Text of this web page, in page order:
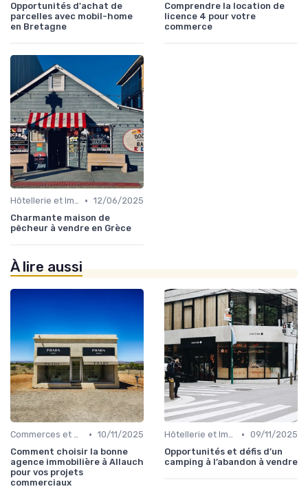
Opportunités d'achat de
parcelles avec mobil-home
en Bretagne
Comprendre la location de
licence 4 pour votre
commerce
Hôtellerie et Immobilier de Loisirs • 12/06/2025
Charmante maison de
pêcheur à vendre en Grèce
À lire aussi
Commerces et Retail • 10/11/2025
Comment choisir la bonne
agence immobilière à Allauch
pour vos projets
commerciaux
Hôtellerie et Immobilier de Loisirs • 09/11/2025
Opportunités et défis d’un
camping à l’abandon à vendre